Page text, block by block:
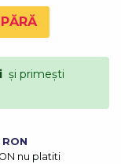
și primești
nu platiti